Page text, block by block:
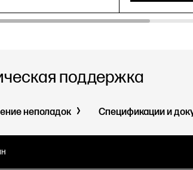
поддержка
неполадок Спецификации и